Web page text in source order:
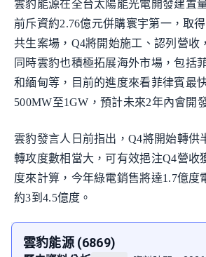
雲豹能源在全台太陽能光電開發建置
前斥資約2.76億元併購寰宇第一，取
共生案場，Q4將開始施工、認列營收
同時雲豹也積極拓展海外市場，包括
和緬甸等，目前的進度來看菲律賓最
500MW至1GW，預計未來2年內會開
雲豹發言人日前指出，Q4將開始轉供
轉攻度數相當大，可有效挹注Q4營收
度來計算，今年綠電銷售將達1.7億度
約3到4.5億度。